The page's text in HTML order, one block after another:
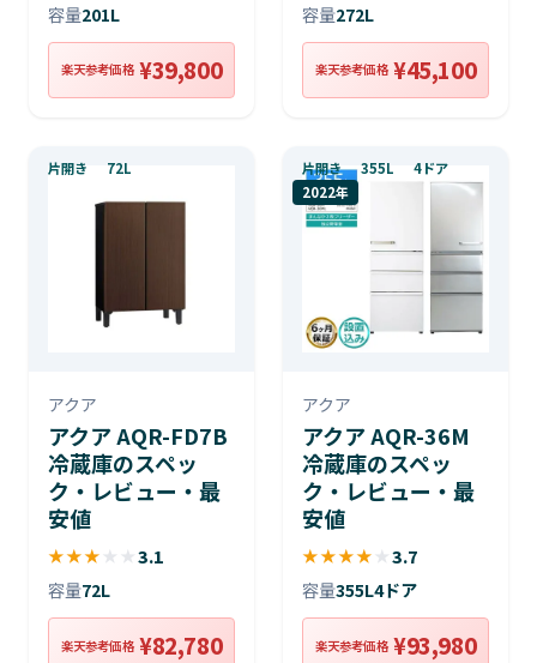
容量201L
楽天参考価格 ¥39,800
容量272L
楽天参考価格 ¥45,100
片開き 72L
アクア
アクア AQR-FD7B
冷蔵庫のスペッ
ク・レビュー・最
安値
★★★ ★ ★ 3.1
容量72L
楽天参考価格 ¥82,780
片開き 355L
4ドア
2022年
アクア
アクア AQR-36M
冷蔵庫のスペッ
ク・レビュー・最
安値
★★★★ ★ 3.7
容量355L4ドア
楽天参考価格 ¥93,980